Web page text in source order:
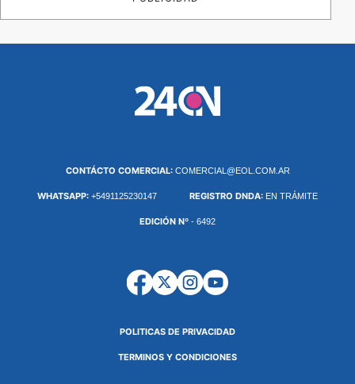
CONTÁCTO COMERCIAL: COMERCIAL@EOL.COM.AR
WHATSAPP: +5491125230147 REGISTRO DNDA: EN TRÁMITE
EDICIÓN Nº - 6492
POLITICAS DE PRIVACIDAD
TERMINOS Y CONDICIONES